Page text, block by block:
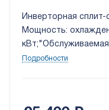
Инверторная сплит-
Мощность:
установки: 9 000 руб.
Подробности